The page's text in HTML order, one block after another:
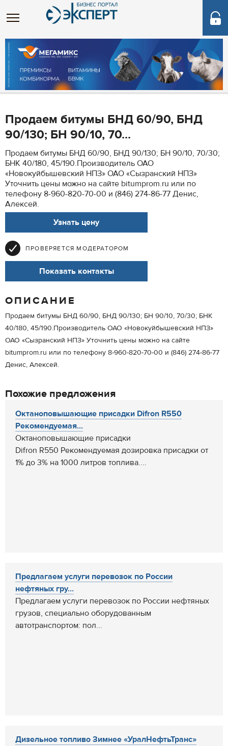
Продаем битумы БНД 60/90, БНД
90/130; БН 90/10, 70...
Продаем битумы БНД 60/90, БНД 90/130; БН 90/10, 70/30;
БНК 40/180, 45/190.Производитель ОАО
«Новокуйбышевский НПЗ» ОАО «Сызранский НПЗ»
Уточнить цены можно на сайте bitumprom.ru или по
телефону 8-960-820-70-00 и (846) 274-86-77 Денис,
Алексей.
Узнать цену
ПРОВЕРЯЕТСЯ МОДЕРАТОРОМ
Показать контакты
ОПИСАНИЕ
Продаем битумы БНД 60/90, БНД 90/130; БН 90/10, 70/30; БНК
40/180, 45/190.Производитель ОАО «Новокуйбышевский НПЗ»
ОАО «Сызранский НПЗ» Уточнить цены можно на сайте
bitumprom.ru или по телефону 8-960-820-70-00 и (846) 274-86-77
Денис, Алексей.
Похожие предложения
Октаноповышающие присадки Difron R550
Рекомендуемая...
Октаноповышающие присадки
Difron R550 Рекомендуемая дозировка присадки от
1% до 3% на 1000 литров топлива....
Предлагаем услуги перевозок по России
нефтяных гру...
Предлагаем услуги перевозок по России нефтяных
грузов, специально оборудованным
автотранспортом: пол...
Дизельное топливо Зимнее «УралНефтьТранс»